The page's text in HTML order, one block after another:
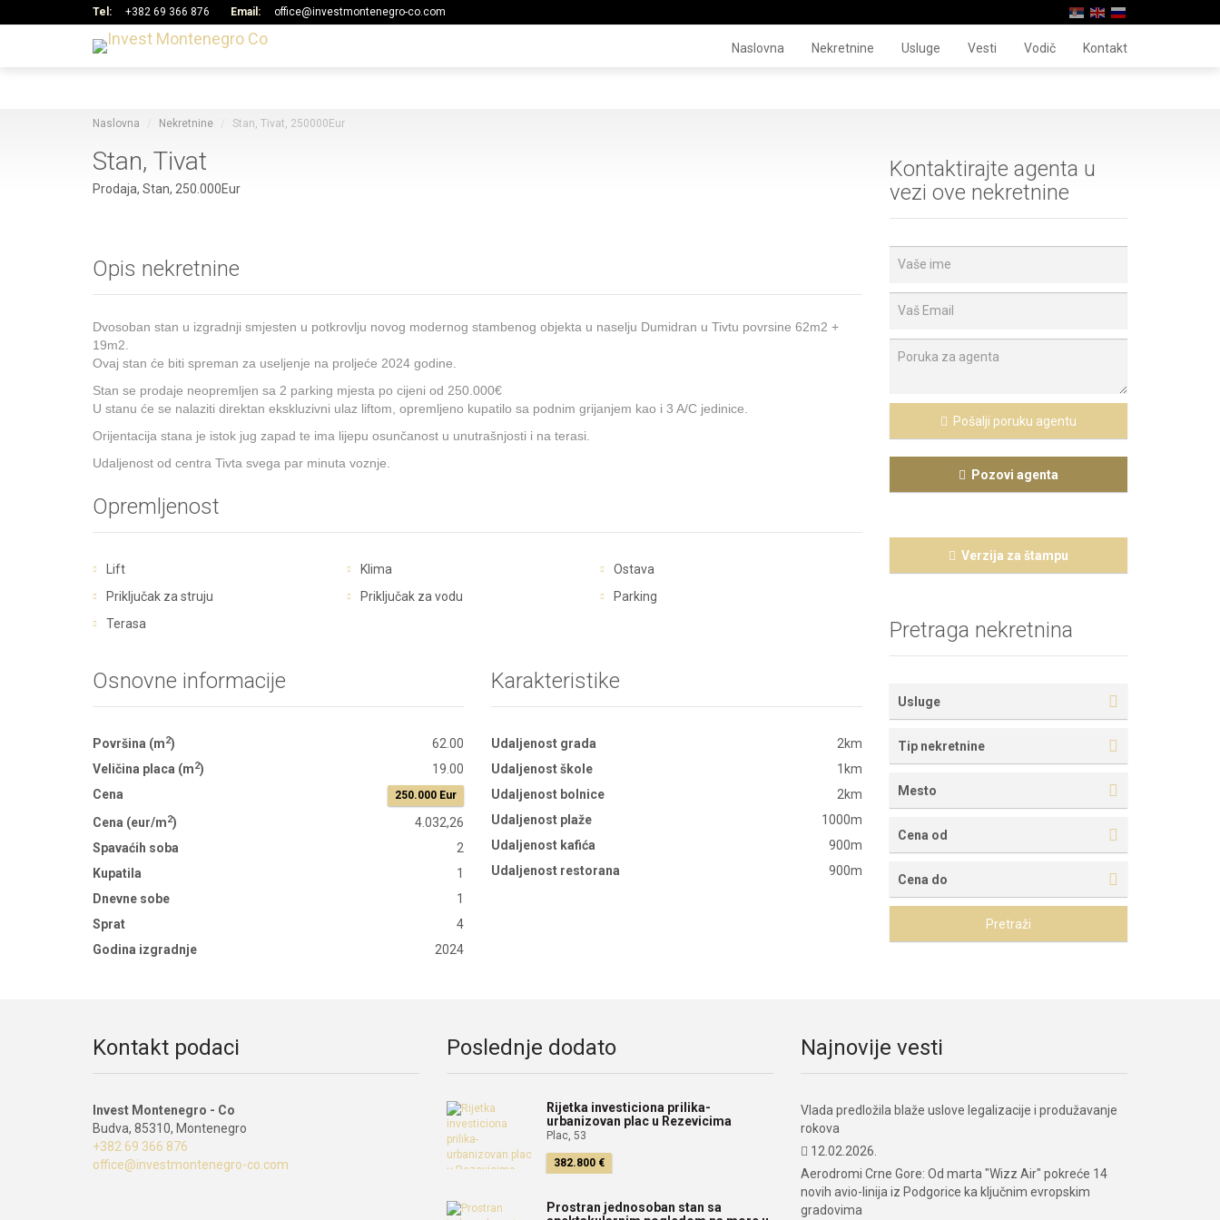
Tel: +382 69 366 876 Email: office@investmontenegro-co.com
Naslovna Nekretnine Usluge Vesti Vodič Kontakt
Naslovna Nekretnine Stan, Tivat, 250000Eur
Stan, Tivat
Prodaja, Stan, 250.000Eur
Opis nekretnine
Dvosoban stan u izgradnji smjesten u potkrovlju novog modernog stambenog objekta u naselju Dumidran u Tivtu povrsine 62m2 +
19m2.
Ovaj stan će biti spreman za useljenje na proljeće 2024 godine.
Stan se prodaje neopremljen sa 2 parking mjesta po cijeni od 250.000€
U stanu će se nalaziti direktan ekskluzivni ulaz liftom, opremljeno kupatilo sa podnim grijanjem kao i 3 A/C jedinice.
Orijentacija stana je istok jug zapad te ima lijepu osunčanost u unutrašnjosti i na terasi.
Udaljenost od centra Tivta svega par minuta voznje.
Opremljenost
Lift Klima
Ostava
Priključak za struju
Priključak za vodu
Parking
Terasa
Osnovne informacije
Površina (m2)
62.00
Veličina placa (m2)
19.00
Cena
250.000 Eur
Cena (eur/m2)
4.032,26
Spavaćih soba
2
Kupatila
1
Dnevne sobe
1
Sprat
4
Godina izgradnje
2024
Karakteristike
Udaljenost grada
2km
Udaljenost škole
1km
Udaljenost bolnice
2km
Udaljenost plaže
1000m
Udaljenost kafića
900m
Udaljenost restorana
900m
Kontaktirajte agenta u
vezi ove nekretnine
Pošalji poruku agentu
Pozovi agenta
Verzija za štampu
Pretraga nekretnina
Usluge
Tip nekretnine
Mesto
Cena od
Cena do
Pretraži
Kontakt podaci
Invest Montenegro - Co
Budva, 85310, Montenegro
+382 69 366 876
office@investmontenegro-co.com
Poslednje dodato
Rijetka investiciona prilika-
urbanizovan plac u Rezevicima
Plac, 53
382.800 €
Prostran jednosoban stan sa
Najnovije vesti
Vlada predložila blaže uslove legalizacije i produžavanje
rokova
12.02.2026.
Aerodromi Crne Gore: Od marta "Wizz Air" pokreće 14
novih avio-linija iz Podgorice ka ključnim evropskim
gradovima